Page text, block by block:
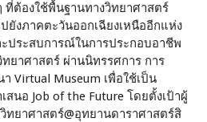
ที่ต้องใช้พื้นฐานทางวิทยาศาสตร์
ยังภาคตะวันออกเฉียงเหนืออีกแห่ง
ประสบการณ์ในการประกอบอาชีพ
ยาศาสตร์ ผ่านนิทรรศการ การ
Virtual Museum เพื่อใช้เป็น
นอ Job of the Future โดยตั้งเป้าผู้
ทยาศาสตร์@อุทยานดาราศาสตร์สิ